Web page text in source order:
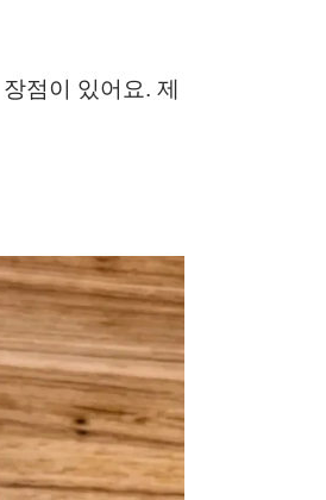
점이 있어요. 제